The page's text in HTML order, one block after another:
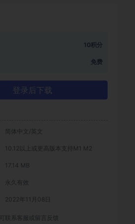
10积分
免费
登录后下载
简体中文/英文
10.12以上或更高版本支持M1 M2
17.14 MB
永久有效
2022年11月08日
联系客服或留言反馈